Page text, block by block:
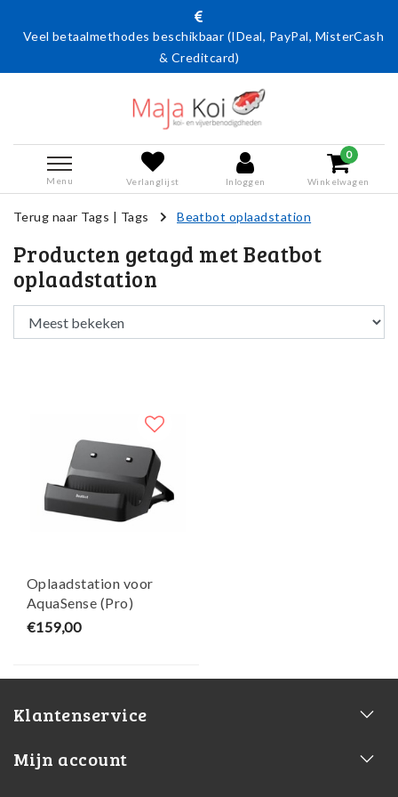
Veel betaalmethodes beschikbaar (IDeal, PayPal, MisterCash
& Creditcard)
Menu Verlanglijst Inloggen
0
Winkelwagen
Terug naar Tags | Tags Beatbot oplaadstation
Producten getagd met Beatbot
oplaadstation
Oplaadstation voor
AquaSense (Pro)
Beatbot - W'eau
€159,00
Klantenservice
Mijn account